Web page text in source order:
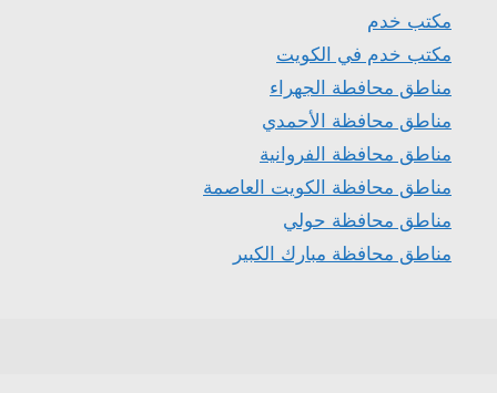
مكتب خدم
مكتب خدم في الكويت
مناطق محافطة الجهراء
مناطق محافظة الأحمدي
مناطق محافظة الفروانية
مناطق محافظة الكويت العاصمة
مناطق محافظة حولي
مناطق محافظة مبارك الكبير